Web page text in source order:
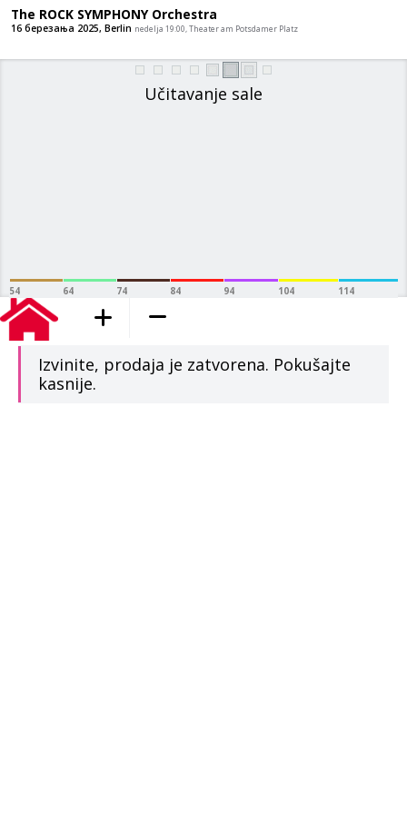
The ROCK SYMPHONY Orchestra
Učitavanje sale
54 64 74 84 94 104 114
dodato u korpu
Izvinite, prodaja je zatvorena. Pokušajte
kasnije.